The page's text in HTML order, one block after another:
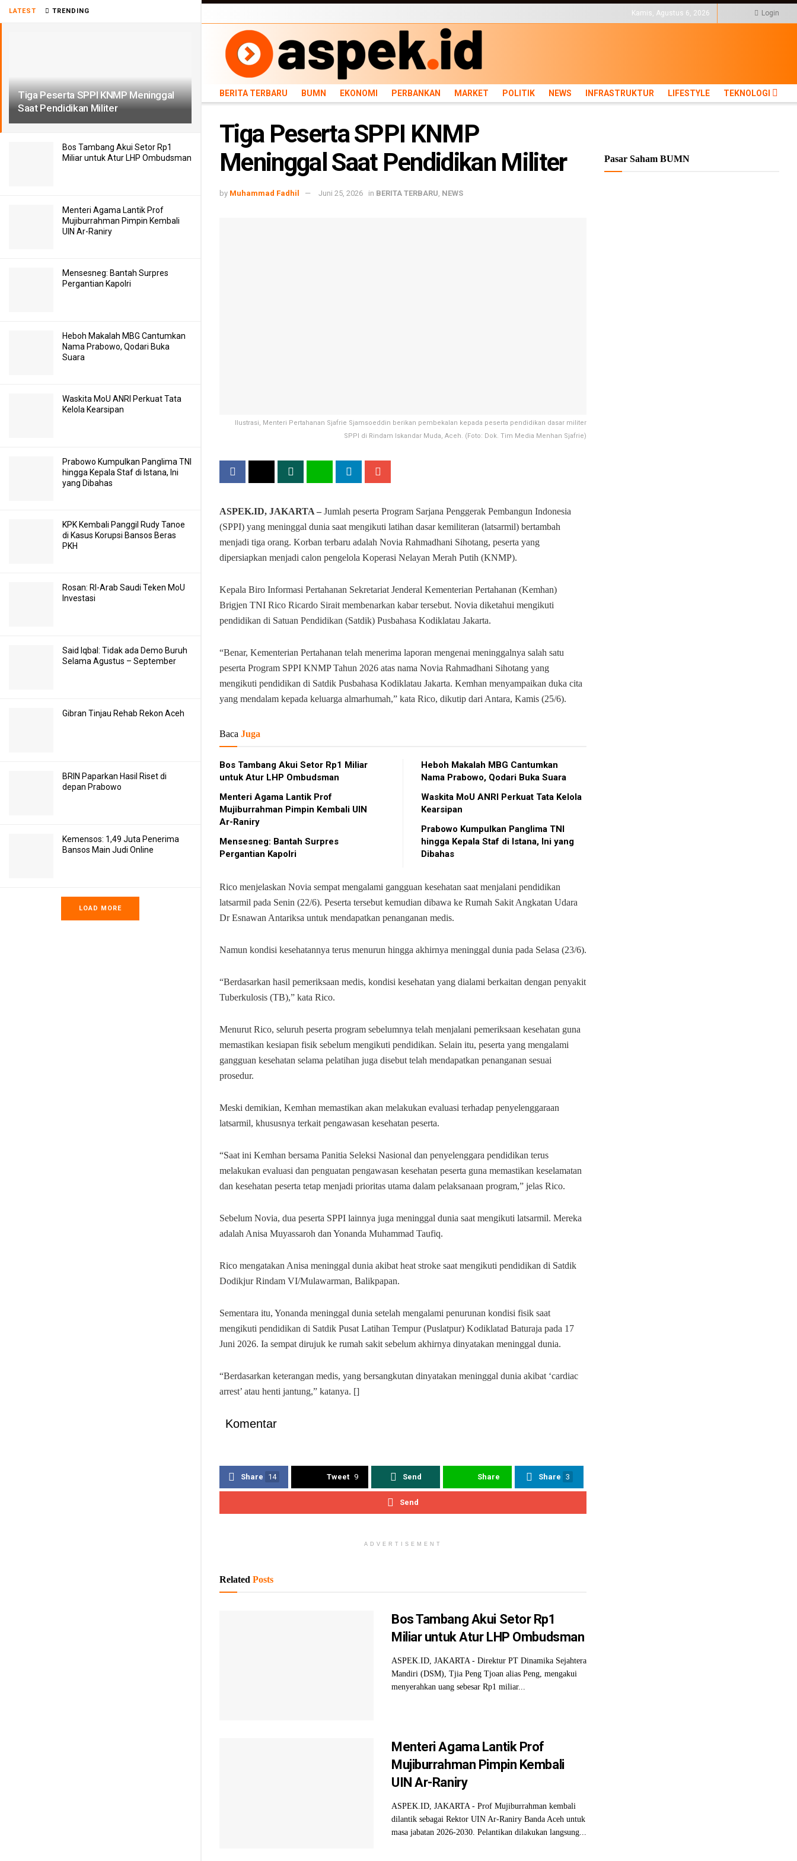
LATEST TRENDING
Tiga Peserta SPPI KNMP Meninggal
Saat Pendidikan Militer
Bos Tambang Akui Setor Rp1
Miliar untuk Atur LHP Ombudsman
Menteri Agama Lantik Prof
Mujiburrahman Pimpin Kembali
UIN Ar-Raniry
Mensesneg: Bantah Surpres
Pergantian Kapolri
Heboh Makalah MBG Cantumkan
Nama Prabowo, Qodari Buka
Suara
Waskita MoU ANRI Perkuat Tata
Kelola Kearsipan
Prabowo Kumpulkan Panglima TNI
hingga Kepala Staf di Istana, Ini
yang Dibahas
KPK Kembali Panggil Rudy Tanoe
di Kasus Korupsi Bansos Beras
PKH
Rosan: RI-Arab Saudi Teken MoU
Investasi
Said Iqbal: Tidak ada Demo Buruh
Selama Agustus – September
Gibran Tinjau Rehab Rekon Aceh
BRIN Paparkan Hasil Riset di
depan Prabowo
Kemensos: 1,49 Juta Penerima
Bansos Main Judi Online
LOAD MORE
BERITA TERBARU BUMN EKONOMI PERBANKAN MARKET POLITIK NEWS INFRASTRUKTUR LIFESTYLE
TEKNOLOGI
Kamis, Agustus 6, 2026 Login
BERITA TERBARU BUMN EKONOMI PERBANKAN MARKET POLITIK NEWS INFRASTRUKTUR LIFESTYLE TEKNOLOGI
Tiga Peserta SPPI KNMP
Meninggal Saat Pendidikan Militer
by Muhammad Fadhil Juni 25, 2026 in BERITA TERBARU NEWS
Ilustrasi, Menteri Pertahanan Sjafrie Sjamsoeddin berikan pembekalan kepada peserta pendidikan dasar militer
SPPI di Rindam Iskandar Muda, Aceh. (Foto: Dok. Tim Media Menhan Sjafrie)
ASPEK.ID, JAKARTA – Jumlah peserta Program Sarjana Penggerak Pembangun Indonesia
(SPPI) yang meninggal dunia saat mengikuti latihan dasar kemiliteran (latsarmil) bertambah
menjadi tiga orang. Korban terbaru adalah Novia Rahmadhani Sihotang, peserta yang
dipersiapkan menjadi calon pengelola Koperasi Nelayan Merah Putih (KNMP).
Kepala Biro Informasi Pertahanan Sekretariat Jenderal Kementerian Pertahanan (Kemhan)
Brigjen TNI Rico Ricardo Sirait membenarkan kabar tersebut. Novia diketahui mengikuti
pendidikan di Satuan Pendidikan (Satdik) Pusbahasa Kodiklatau Jakarta.
“Benar, Kementerian Pertahanan telah menerima laporan mengenai meninggalnya salah satu
peserta Program SPPI KNMP Tahun 2026 atas nama Novia Rahmadhani Sihotang yang
mengikuti pendidikan di Satdik Pusbahasa Kodiklatau Jakarta. Kemhan menyampaikan duka cita
yang mendalam kepada keluarga almarhumah,” kata Rico, dikutip dari Antara, Kamis (25/6).
Baca Juga
Bos Tambang Akui Setor Rp1 Miliar
untuk Atur LHP Ombudsman
Menteri Agama Lantik Prof
Mujiburrahman Pimpin Kembali UIN
Ar-Raniry
Mensesneg: Bantah Surpres
Pergantian Kapolri
Heboh Makalah MBG Cantumkan
Nama Prabowo, Qodari Buka Suara
Waskita MoU ANRI Perkuat Tata Kelola
Kearsipan
Prabowo Kumpulkan Panglima TNI
hingga Kepala Staf di Istana, Ini yang
Dibahas
Rico menjelaskan Novia sempat mengalami gangguan kesehatan saat menjalani pendidikan
latsarmil pada Senin (22/6). Peserta tersebut kemudian dibawa ke Rumah Sakit Angkatan Udara
Dr Esnawan Antariksa untuk mendapatkan penanganan medis.
Namun kondisi kesehatannya terus menurun hingga akhirnya meninggal dunia pada Selasa (23/6).
“Berdasarkan hasil pemeriksaan medis, kondisi kesehatan yang dialami berkaitan dengan penyakit
Tuberkulosis (TB),” kata Rico.
Menurut Rico, seluruh peserta program sebelumnya telah menjalani pemeriksaan kesehatan guna
memastikan kesiapan fisik sebelum mengikuti pendidikan. Selain itu, peserta yang mengalami
gangguan kesehatan selama pelatihan juga disebut telah mendapatkan penanganan sesuai
prosedur.
Meski demikian, Kemhan memastikan akan melakukan evaluasi terhadap penyelenggaraan
latsarmil, khususnya terkait pengawasan kesehatan peserta.
“Saat ini Kemhan bersama Panitia Seleksi Nasional dan penyelenggara pendidikan terus
melakukan evaluasi dan penguatan pengawasan kesehatan peserta guna memastikan keselamatan
dan kesehatan peserta tetap menjadi prioritas utama dalam pelaksanaan program,” jelas Rico.
Sebelum Novia, dua peserta SPPI lainnya juga meninggal dunia saat mengikuti latsarmil. Mereka
adalah Anisa Muyassaroh dan Yonanda Muhammad Taufiq.
Rico mengatakan Anisa meninggal dunia akibat heat stroke saat mengikuti pendidikan di Satdik
Dodikjur Rindam VI/Mulawarman, Balikpapan.
Sementara itu, Yonanda meninggal dunia setelah mengalami penurunan kondisi fisik saat
mengikuti pendidikan di Satdik Pusat Latihan Tempur (Puslatpur) Kodiklatad Baturaja pada 17
Juni 2026. Ia sempat dirujuk ke rumah sakit sebelum akhirnya dinyatakan meninggal dunia.
“Berdasarkan keterangan medis, yang bersangkutan dinyatakan meninggal dunia akibat ‘cardiac
arrest’ atau henti jantung,” katanya. []
Komentar
Share 14 Tweet 9 Send Share Share 3
Send
ADVERTISEMENT
Related Posts
Bos Tambang Akui Setor Rp1
Miliar untuk Atur LHP Ombudsman
ASPEK.ID, JAKARTA - Direktur PT Dinamika Sejahtera
Mandiri (DSM), Tjia Peng Tjoan alias Peng, mengakui
menyerahkan uang sebesar Rp1 miliar...
Menteri Agama Lantik Prof
Mujiburrahman Pimpin Kembali
UIN Ar-Raniry
ASPEK.ID, JAKARTA - Prof Mujiburrahman kembali
dilantik sebagai Rektor UIN Ar-Raniry Banda Aceh untuk
masa jabatan 2026-2030. Pelantikan dilakukan langsung...
Pasar Saham BUMN